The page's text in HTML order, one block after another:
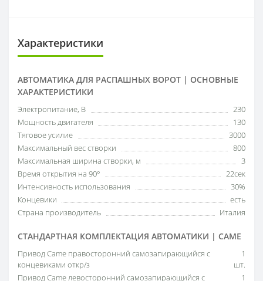
Характеристики
АВТОМАТИКА ДЛЯ РАСПАШНЫХ ВОРОТ | ОСНОВНЫЕ
ХАРАКТЕРИСТИКИ
Электропитание, В
230
Мощность двигателя
130
Тяговое усилие
3000
Максимальный вес створки
800
Максимальная ширина створки, м
3
Время открытия на 90°
22сек
Интенсивность использования
30%
Концевики
есть
Страна производитель
Италия
СТАНДАРТНАЯ КОМПЛЕКТАЦИЯ АВТОМАТИКИ | CAME
Привод Came правосторонний самозапирающийся с
концевиками откр/з
1
шт.
Привод Came левосторонний самозапирающийся с
1